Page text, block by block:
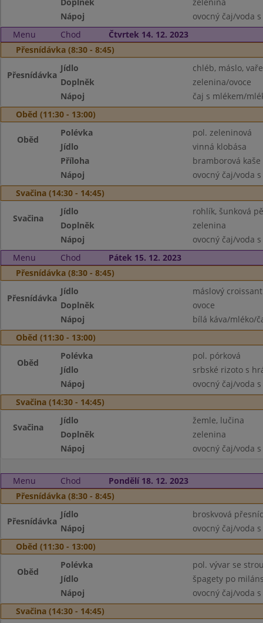
Nápoj
ovocný čaj/voda
Menu
Chod
Čtvrtek 14. 12. 2023
Přesnídávka (8:30 - 8:45)
Přesnídávka
Jídlo
chléb, máslo,
Doplněk
zelenina/ovoce
Nápoj
čaj s mlékem/
Oběd (11:30 - 13:00)
Oběd
Polévka
pol. zeleninová
Jídlo
vinná klobása
Příloha
bramborová kaše
Nápoj
ovocný čaj/voda
Svačina (14:30 - 14:45)
Svačina
Jídlo
rohlík, šunková
Doplněk
zelenina
Nápoj
ovocný čaj/voda
Menu
Chod
Pátek 15. 12. 2023
Přesnídávka (8:30 - 8:45)
Přesnídávka
Jídlo
máslový croissant
Doplněk
ovoce
Nápoj
bílá káva/mléko/
Oběd (11:30 - 13:00)
Oběd
Polévka
pol. pórková
Jídlo
srbské rizoto s
Nápoj
ovocný čaj/voda
Svačina (14:30 - 14:45)
Svačina
Jídlo
žemle, lučina
Doplněk
zelenina
Nápoj
ovocný čaj/voda
Menu Chod
Pondělí 18. 12. 2023
Přesnídávka (8:30 - 8:45)
Přesnídávka
Jídlo
broskvová
Nápoj
ovocný čaj/voda
Oběd (11:30 - 13:00)
Oběd
Polévka
pol. vývar se
Jídlo
špagety po
Nápoj
ovocný čaj/voda
Svačina (14:30 - 14:45)